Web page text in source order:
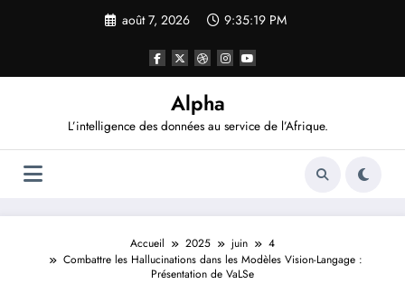
août 7, 2026 9:35:20 PM
Alpha
L’intelligence des données au service de l’Afrique.
Accueil 2025 juin
4
Combattre les Hallucinations dans les Modèles Vision-Langage :
Présentation de VaLSe